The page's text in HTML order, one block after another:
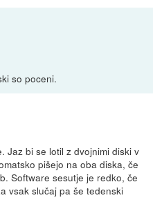
so poceni.
Jaz bi se lotil z dvojnimi diski v
pišejo na oba diska, če
Software sesutje je redko, če
vsak slučaj pa še tedenski